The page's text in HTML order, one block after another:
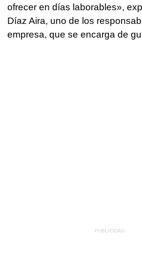
ofrecer en días laborables»,
Díaz Aira, uno de los
empresa, que se encarga de